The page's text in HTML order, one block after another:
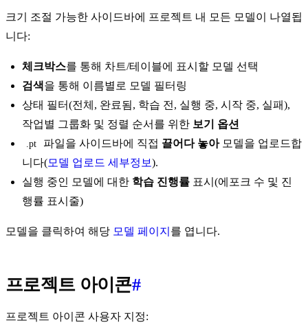
크기 조절 가능한 사이드바에 프로젝트 내 모든 모델이 나열됩
니다:
체크박스를 통해 차트/테이블에 표시할 모델 선택
검색을 통해 이름별로 모델 필터링
상태 필터(전체, 완료됨, 학습 전, 실행 중, 시작 중, 실패),
작업별 그룹화 및 정렬 순서를 위한 보기 옵션
.pt 파일을 사이드바에 직접 끌어다 놓아모델을 업로드합
니다(모델 업로드 세부정보).
실행 중인 모델에 대한 학습 진행률 표시(에포크 수 및 진
행률 표시줄)
모델을 클릭하여 해당 모델 페이지 를 엽니다.
프로젝트 아이콘#
프로젝트 아이콘 사용자 지정: